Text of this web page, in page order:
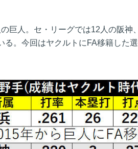
巨人。セ・リーグでは12人の阪神
。今回はヤクルトにFA移籍した